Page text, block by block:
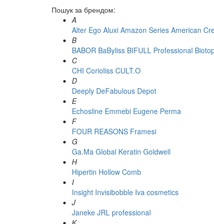
Пошук за брендом:
A
Alter Ego Aluxi Amazon Series American
B
BABOR BaByliss BIFULL Professional
C
CHI Corioliss CULT.O
D
Deeply DeFabulous Depot
E
Echosline Emmebi Eugene Perma
F
FOUR REASONS Framesi
G
Ga.Ma Global Keratin Goldwell
H
Hipertin Hollow Comb
I
Insight Invisibobble Iva cosmetics
J
Janeke JRL professional